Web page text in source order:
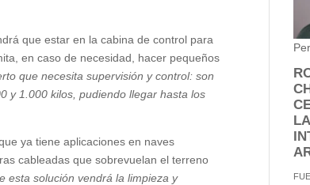
que estar en la cabina de control para
en caso de necesidad, hacer pequeños
que necesita supervisión y control: son
y 1.000 kilos, pudiendo llegar hasta los
ya tiene aplicaciones en naves
cableadas que sobrevuelan el terreno
esta solución vendrá la limpieza y